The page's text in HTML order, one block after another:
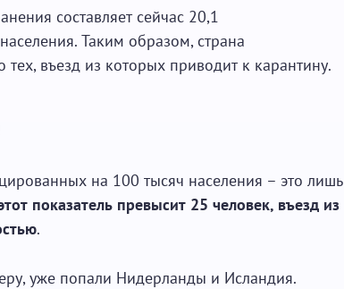
составляет сейчас 20,1
Таким образом, страна
тех, въезд из которых приводит к карантину.
на 100 тысяч населения – это лишь
показатель превысит 25 человек, въезд из
.
уже попали Нидерланды и Исландия.